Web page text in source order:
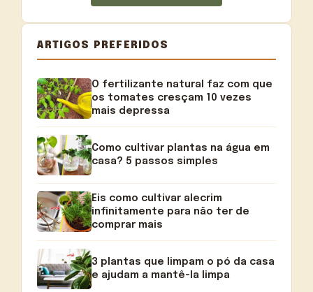
ARTIGOS PREFERIDOS
O fertilizante natural faz com que
os tomates cresçam 10 vezes
mais depressa
Como cultivar plantas na água em
casa? 5 passos simples
Eis como cultivar alecrim
infinitamente para não ter de
comprar mais
3 plantas que limpam o pó da casa
e ajudam a mantê-la limpa